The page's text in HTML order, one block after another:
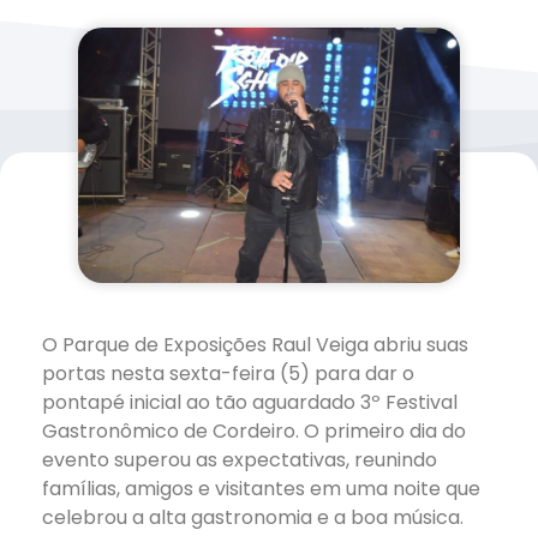
O Parque de Exposições Raul Veiga abriu suas
portas nesta sexta-feira (5) para dar o
pontapé inicial ao tão aguardado 3º Festival
Gastronômico de Cordeiro. O primeiro dia do
evento superou as expectativas, reunindo
famílias, amigos e visitantes em uma noite que
celebrou a alta gastronomia e a boa música.